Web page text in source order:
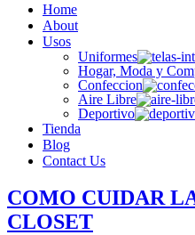
Home
About
Usos
Uniformes
Hogar, Moda y
Confeccion
Aire Libre
Deportivo
Tienda
Blog
Contact Us
COMO CUIDAR
CLOSET